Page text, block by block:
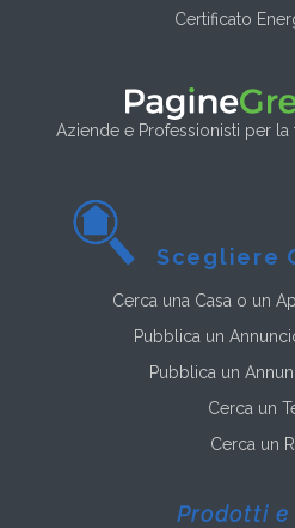
Certificato
Aziende e Professionisti per la
Scegliere
Cerca una Casa o un
Pubblica un
Pubblica un
Cerca un
Cerca un
Prodotti e